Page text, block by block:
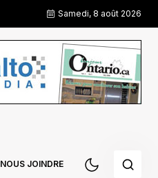
Samedi, 8 août 2026
NOUS JOINDRE